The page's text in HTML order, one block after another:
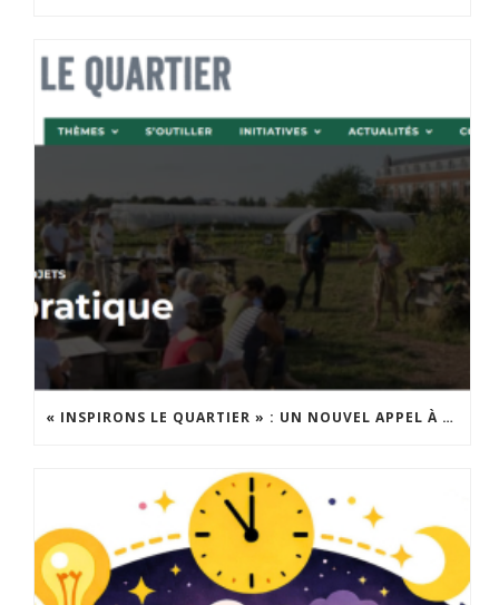
« INSPIRONS LE QUARTIER » : UN NOUVEL APPEL À PROJETS EST LANCÉ !